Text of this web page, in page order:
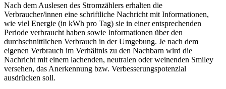
Nach dem Auslesen des Stromzählers erhalten die
Verbraucher/innen eine schriftliche Nachricht mit Informationen,
wie viel Energie (in kWh pro Tag) sie in einer entsprechenden
Periode verbraucht haben sowie Informationen über den
durchschnittlichen Verbrauch in der Umgebung. Je nach dem
eigenen Verbrauch im Verhältnis zu den Nachbarn wird die
Nachricht mit einem lachenden, neutralen oder weinenden Smiley
versehen, das Anerkennung bzw. Verbesserungspotenzial
ausdrücken soll.